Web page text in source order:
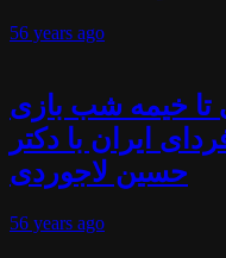
56 years ago
تا خیمه شب بازی
ایران با دکتر
حسین لاجوردی
56 years ago